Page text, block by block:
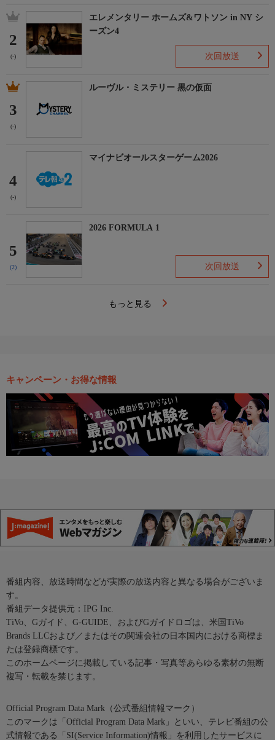
2
(-)
エレメンタリー ホームズ&ワトソン in NY シ
ーズン4
次回放送
3
(-)
ルーヴル・ミステリー 黒の仮面
4
(-)
マイナビオールスターゲーム2026
5
(2)
2026 FORMULA 1
次回放送
もっと見る
キャンペーン・お得な情報
番組内容、放送時間などが実際の放送内容と異なる場合がございま
す。
番組データ提供元：IPG Inc.
TiVo、Gガイド、G-GUIDE、およびGガイドロゴは、米国TiVo
Brands LLCおよび／またはその関連会社の日本国内における商標ま
たは登録商標です。
このホームページに掲載している記事・写真等あらゆる素材の無断
複写・転載を禁じます。
Official Program Data Mark（公式番組情報マーク）
このマークは「Official Program Data Mark」といい、テレビ番組の公
式情報である「SI(Service Information)情報」を利用したサービスに